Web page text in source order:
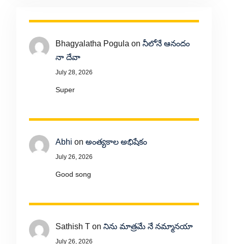
Bhagyalatha Pogula on నీలోనే ఆనందం
నా దేవా
July 28, 2026
Super
Abhi on అంత్యకాల అభిషేకం
July 26, 2026
Good song
Sathish Ton నిను మాత్రమే నే నమ్మానయా
July 26, 2026